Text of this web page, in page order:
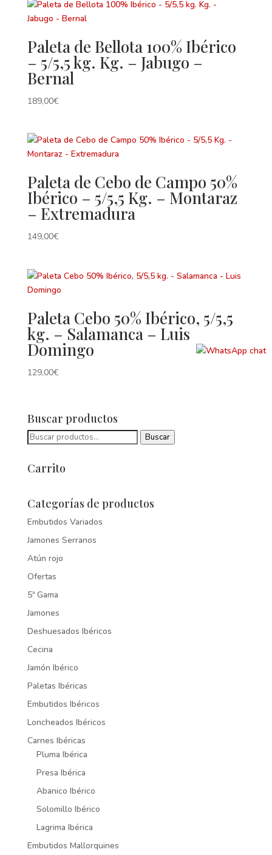
Paleta de Bellota 100% Ibérico
– 5/5,5 kg. Kg. – Jabugo –
Bernal
189,00€
Paleta de Cebo de Campo 50%
Ibérico – 5/5,5 Kg. – Montaraz
– Extremadura
149,00€
Paleta Cebo 50% Ibérico, 5/5,5
kg. – Salamanca – Luis
Domingo
129,00€
Buscar productos
Buscar
Buscar
Carrito
Categorías de productos
Embutidos Variados
Jamones Serranos
Atún rojo
Ofertas
5ª Gama
Jamones
Deshuesados Ibéricos
Cecina
Jamón Ibérico
Paletas Ibéricas
Embutidos Ibéricos
Loncheados Ibéricos
Carnes Ibéricas
Pluma Ibérica
Presa Ibérica
Abanico Ibérico
Solomillo Ibérico
Lagrima Ibérica
Embutidos Mallorquines